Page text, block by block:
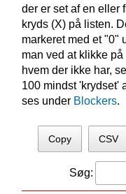
der er set af en eller
kryds (X) på listen.
markeret med et "0"
man ved at klikke
hvem der ikke har,
100 mindst 'krydset'
ses under Blockers.
Copy CSV
Søg: